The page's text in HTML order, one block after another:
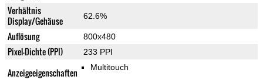
Verhältnis
Display/Gehäuse
62.6%
Auflösung 800x480
Pixel-Dichte (PPI) 233 PPI
Anzeigeeigenschaften Multitouch